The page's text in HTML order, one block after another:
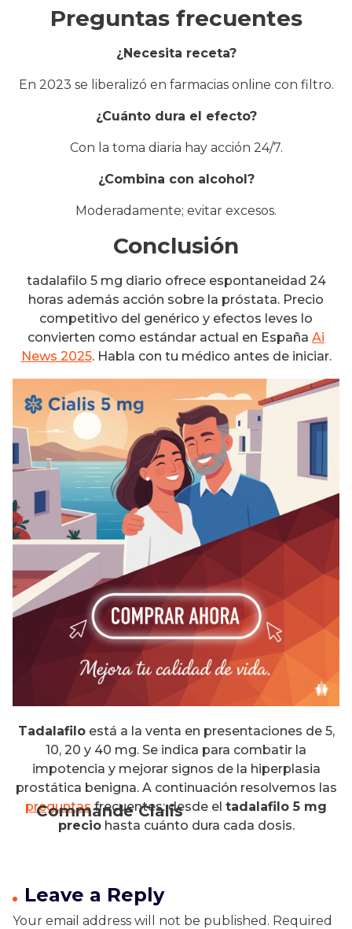
Commande Cialis
Preguntas frecuentes
¿Necesita receta?
En 2023 se liberalizó en farmacias online con filtro.
¿Cuánto dura el efecto?
Con la toma diaria hay acción 24/7.
¿Combina con alcohol?
Moderadamente; evitar excesos.
Conclusión
tadalafilo 5 mg diario ofrece espontaneidad 24
horas además acción sobre la próstata. Precio
competitivo del genérico y efectos leves lo
convierten como estándar actual en España Ai
News 2025. Habla con tu médico antes de iniciar.
Tadalafiloestá a la venta en presentaciones de 5,
10, 20 y 40 mg. Se indica para combatir la
impotencia y mejorar signos de la hiperplasia
prostática benigna. A continuación resolvemos las
preguntasfrecuentes: desde el tadalafilo 5 mg
preciohasta cuánto dura cada dosis.
Leave a Reply
Your email address will not be published. Required